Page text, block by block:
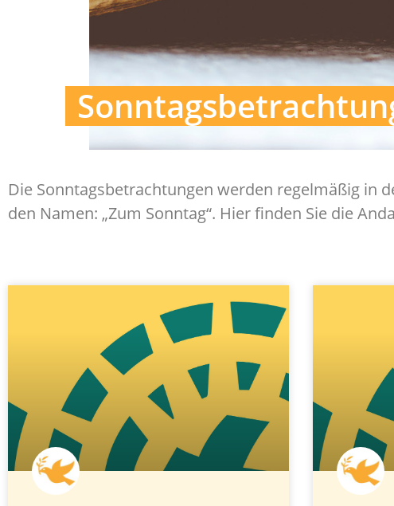
Die Sonntagsbetrachtungen werden regelmäßig in
den Namen: „Zum Sonntag“. Hier finden Sie die